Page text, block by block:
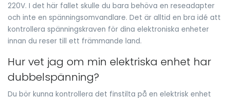
220V. I det här fallet skulle du bara behöva en reseadapter
och inte en spänningsomvandlare. Det är alltid en bra idé att
kontrollera spänningskraven för dina elektroniska enheter
innan du reser till ett främmande land.
Hur vet jag om min elektriska enhet har
dubbelspänning?
Du bör kunna kontrollera det finstilta på en elektrisk enhet